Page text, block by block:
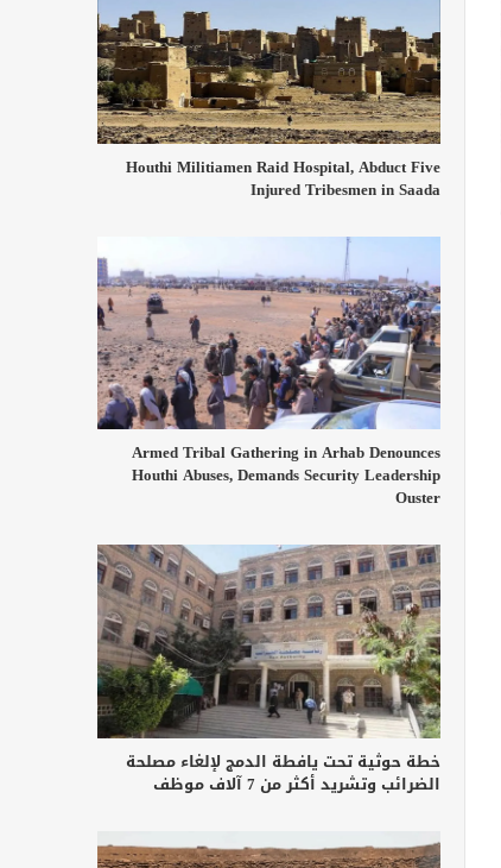
Houthi Militiamen Raid Hospital, Abduct Five
Injured Tribesmen in Saada
Armed Tribal Gathering in Arhab Denounces
Houthi Abuses, Demands Security Leadership
Ouster
خطة حوثية تحت يافطة الدمج لإلغاء مصلحة
الضرائب وتشريد أكثر من 7 آلاف موظف